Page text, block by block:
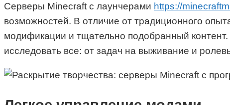
Серверы Minecraft с лаунчерами https://
возможностей. В отличие от традиционного
модификации и тщательно подобранный
исследовать все: от задач на выживание и